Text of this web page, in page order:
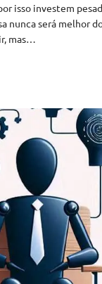
isso investem
nunca será melhor
mas…